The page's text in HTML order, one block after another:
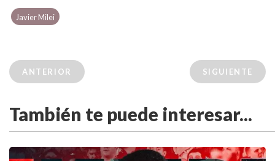
Javier Milei
ANTERIOR SIGUIENTE
También te puede interesar...